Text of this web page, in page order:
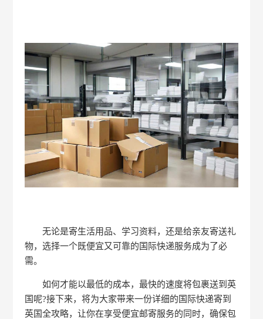
无论是寄生活用品、学习资料，还是给亲友寄送礼
物，选择一个既便宜又可靠的国际快递服务成为了必
需。
如何才能以最低的成本，最快的速度将包裹送到英
国呢?接下来，将为大家带来一份详细的国际快递寄到
英国全攻略，让你在享受便宜邮寄服务的同时，确保包